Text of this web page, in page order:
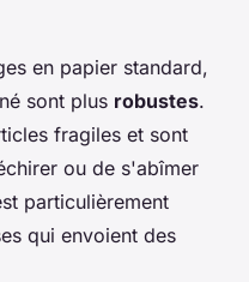
en papier standard,
sont plus robustes.
fragiles et sont
ou de s'abîmer
particulièrement
qui envoient des